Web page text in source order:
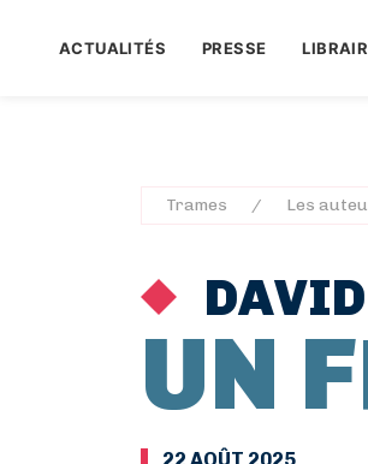
ACTUALITÉS PRESSE
Trames Les
UN